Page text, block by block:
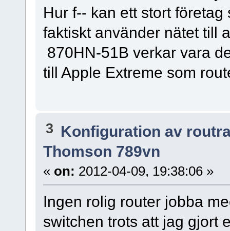
Hur f-- kan ett stort
faktiskt använder nätet till
870HN-51B verkar vara
till Apple Extreme som
3 Konfiguration av
Thomson 789vn
« on: 2012-04-09, 19:38:06 »
Ingen rolig router jobba
switchen trots att jag gjort